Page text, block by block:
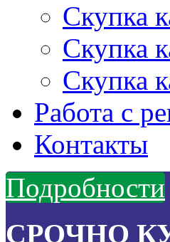
Скупка
Скупка
Скупка
Работа с
Контакты
Подробности
СРОЧНО